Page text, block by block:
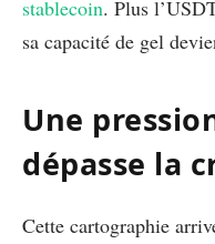
stablecoin. Plus
sa capacité de gel
Une
dépasse la
Cette cartographie